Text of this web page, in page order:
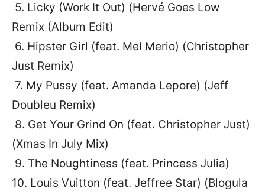
5. Licky (Work It Out) (Hervé Goes Low
Remix (Album Edit)
6. Hipster Girl (feat. Mel Merio) (Christopher
Just Remix)
7. My Pussy (feat. Amanda Lepore) (Jeff
Doubleu Remix)
8. Get Your Grind On (feat. Christopher Just)
(Xmas In July Mix)
9. The Noughtiness (feat. Princess Julia)
10. Louis Vuitton (feat. Jeffree Star) (Blogula